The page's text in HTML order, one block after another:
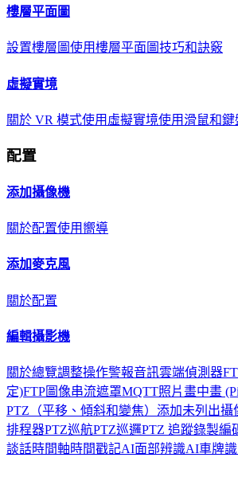
樓層平面圖
設置樓層圖使用樓層平面圖技巧和訣竅
虛擬實境
關於 VR 模式使用虛擬實境使用滑鼠和鍵
配置
添加攝像機
關於配置使用嚮導
添加麥克風
關於配置
編輯攝影機
關於總覽調整操作警報音訊雲端偵測器
定)FTP圖像串流遮罩MQTT照片畫中畫
PTZ（平移、傾斜和變焦） 添加未列出攝
排程器PTZ巡航PTZ巡邏PTZ 追蹤錄製編
談話時間軸時間戳記AI面部辨識AI車牌識